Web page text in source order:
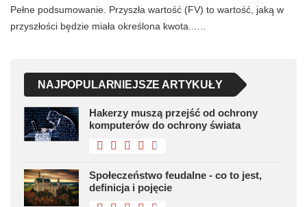
Pełne podsumowanie. Przyszła wartość (FV) to wartość, jaką w
przyszłości będzie miała określona kwota...…
NAJPOPULARNIEJSZE ARTYKUŁY
Hakerzy muszą przejść od ochrony
komputerów do ochrony świata
Społeczeństwo feudalne - co to jest,
definicja i pojęcie